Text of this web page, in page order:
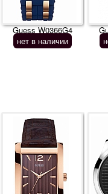
Guess W0366G4
нет в наличии